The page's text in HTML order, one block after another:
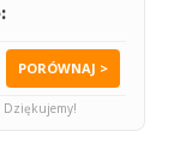
PORÓWNAJ >
Dziękujemy!